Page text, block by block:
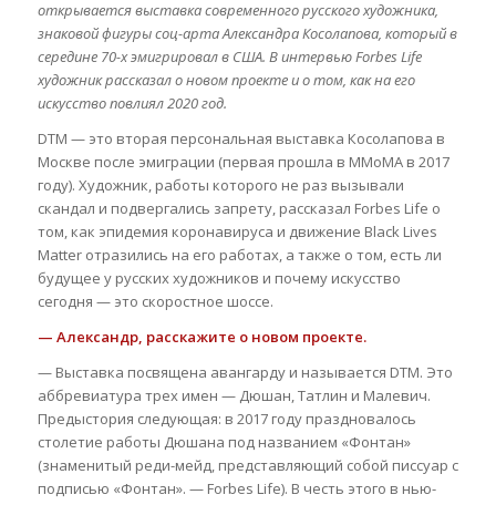
открывается выставка современного русского художника,
знаковой фигуры соц-арта Александра Косолапова, который в
середине 70-х эмигрировал в США. В интервью Forbes Life
художник рассказал о новом проекте и о том, как на его
искусство повлиял 2020 год.
DTM — это вторая персональная выставка Косолапова в
Москве после эмиграции (первая прошла в ММоМА в 2017
году). Художник, работы которого не раз вызывали
скандал и подвергались запрету, рассказал Forbes Life о
том, как эпидемия коронавируса и движение Black Lives
Matter отразились на его работах, а также о том, есть ли
будущее у русских художников и почему искусство
сегодня — это скоростное шоссе.
— Александр, расскажите о новом проекте.
— Выставка посвящена авангарду и называется DTM. Это
аббревиатура трех имен — Дюшан, Татлин и Малевич.
Предыстория следующая: в 2017 году праздновалось
столетие работы Дюшана под названием «Фонтан»
(знаменитый реди-мейд, представляющий собой писсуар с
подписью «Фонтан». — Forbes Life). В честь этого в нью-